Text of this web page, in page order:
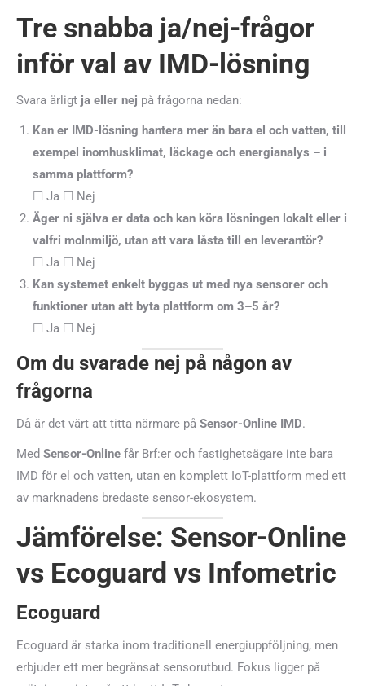
Tre snabba ja/nej-frågor
inför val av IMD-lösning
Svara ärligt ja eller nej på frågorna nedan:
Kan er IMD-lösning hantera mer än bara el och vatten, till
exempel inomhusklimat, läckage och energianalys – i
samma plattform?
☐ Ja ☐ Nej
Äger ni själva er data och kan köra lösningen lokalt eller i
valfri molnmiljö, utan att vara låsta till en leverantör?
☐ Ja ☐ Nej
Kan systemet enkelt byggas ut med nya sensorer och
funktioner utan att byta plattform om 3–5 år?
☐ Ja ☐ Nej
Om du svarade nej på någon av
frågorna
Då är det värt att titta närmare på Sensor-Online IMD.
Med Sensor-Online får Brf:er och fastighetsägare inte bara
IMD för el och vatten, utan en komplett IoT-plattform med ett
av marknadens bredaste sensor-ekosystem.
Jämförelse: Sensor-Online
vs Ecoguard vs Infometric
Ecoguard
Ecoguard är starka inom traditionell energiuppföljning, men
erbjuder ett mer begränsat sensorutbud. Fokus ligger på